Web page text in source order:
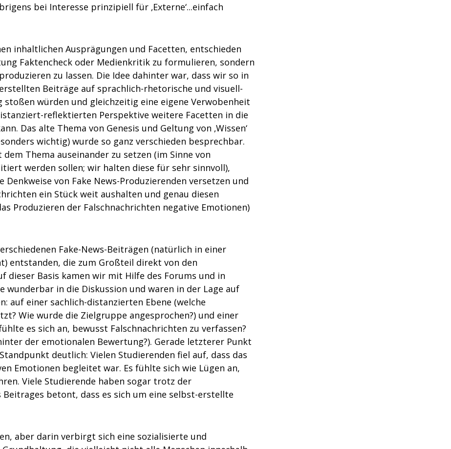
bei Interesse prinzipiell für ‚Externe‘...einfach
inhaltlichen Ausprägungen und Facetten, entschieden
Faktencheck oder Medienkritik zu formulieren, sondern
zu lassen. Die Idee dahinter war, dass wir so in
Beiträge auf sprachlich-rhetorische und visuell-
würden und gleichzeitig eine eigene Verwobenheit
reflektierten Perspektive weitere Facetten in die
Das alte Thema von Genesis und Geltung von ‚Wissen‘
wichtig) wurde so ganz verschieden besprechbar.
Thema auseinander zu setzen (im Sinne von
werden sollen; wir halten diese für sehr sinnvoll),
von Fake News-Produzierenden versetzen und
ein Stück weit aushalten und genau diesen
Produzieren der Falschnachrichten negative Emotionen)
Fake-News-Beiträgen (natürlich in einer
entstanden, die zum Großteil direkt von den
dieser Basis kamen wir mit Hilfe des Forums und in
in die Diskussion und waren in der Lage auf
auf einer sachlich-distanzierten Ebene (welche
Wie wurde die Zielgruppe angesprochen?) und einer
es sich an, bewusst Falschnachrichten zu verfassen?
der emotionalen Bewertung?). Gerade letzterer Punkt
deutlich: Vielen Studierenden fiel auf, dass das
Emotionen begleitet war. Es fühlte sich wie Lügen an,
Viele Studierende haben sogar trotz der
Beitrages betont, dass es sich um eine selbst-erstellte
aber darin verbirgt sich eine sozialisierte und